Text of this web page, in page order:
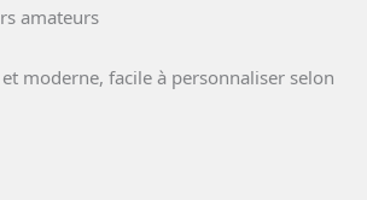
amateurs
moderne, facile à personnaliser selon